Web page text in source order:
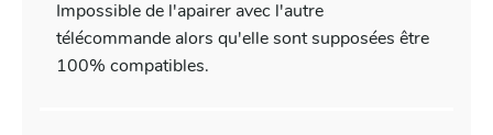
Impossible de l'apairer avec l'autre
télécommande alors qu'elle sont supposées être
100% compatibles.